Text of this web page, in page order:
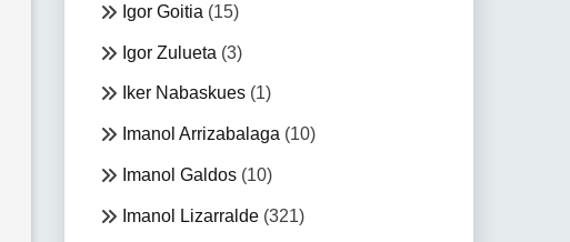
Igor Goitia (15)
Igor Zulueta (3)
Iker Nabaskues(1)
Imanol Arrizabalaga (10)
Imanol Galdos(10)
Imanol Lizarralde(321)